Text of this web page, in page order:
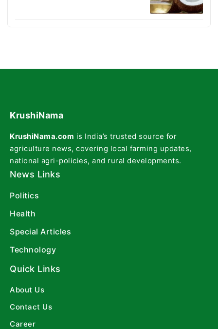
KrushiNama
KrushiNama.com is India’s trusted source for
agriculture news, covering local farming updates,
national agri-policies, and rural developments.
News Links
Politics
Health
Special Articles
Technology
Quick Links
About Us
Contact Us
Career